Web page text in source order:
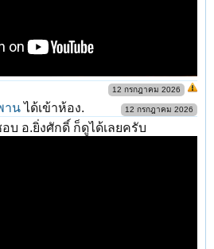
12 กรกฎาคม 2026
านได้เข้าห้อง. 12 กรกฎาคม 2026
บ อ.ยิ่งศักดิ์ ก็ดูได้เลยครับ